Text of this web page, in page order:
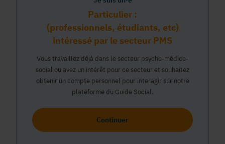
Particulier :
(professionnels, étudiants, etc)
intéressé par le secteur PMS
Vous travaillez déjà dans le secteur psycho-médico-
social ou avez un intérêt pour ce secteur et souhaitez
obtenir un compte personnel pour interagir sur notre
plateforme du Guide Social.
Continuer